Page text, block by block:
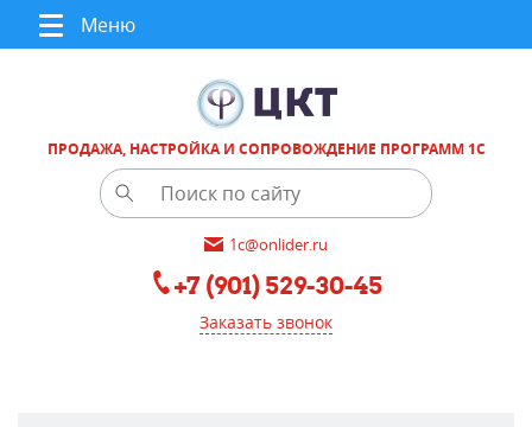
Меню
ПРОДАЖА, НАСТРОЙКА И СОПРОВОЖДЕНИЕ ПРОГРАММ 1С
1c@onlider.ru
+7 (901) 529-30-45
Заказать звонок